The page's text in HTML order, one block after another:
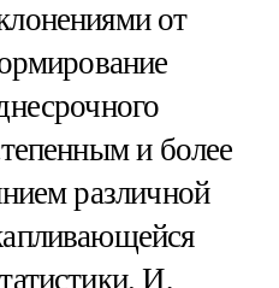
от
и более
различной
И,